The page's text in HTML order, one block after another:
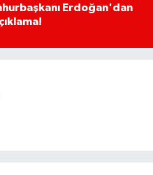
Erdoğan'dan